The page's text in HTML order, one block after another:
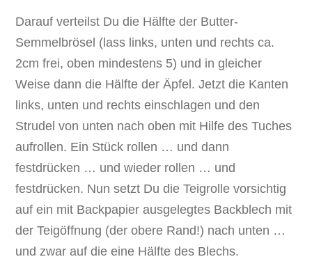
Darauf verteilst Du die Hälfte der Butter-
Semmelbrösel (lass links, unten und rechts ca.
2cm frei, oben mindestens 5) und in gleicher
Weise dann die Hälfte der Äpfel. Jetzt die Kanten
links, unten und rechts einschlagen und den
Strudel von unten nach oben mit Hilfe des Tuches
aufrollen. Ein Stück rollen … und dann
festdrücken … und wieder rollen … und
festdrücken. Nun setzt Du die Teigrolle vorsichtig
auf ein mit Backpapier ausgelegtes Backblech mit
der Teigöffnung (der obere Rand!) nach unten …
und zwar auf die eine Hälfte des Blechs.